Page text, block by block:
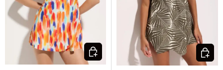
Izberi varianto Izberi